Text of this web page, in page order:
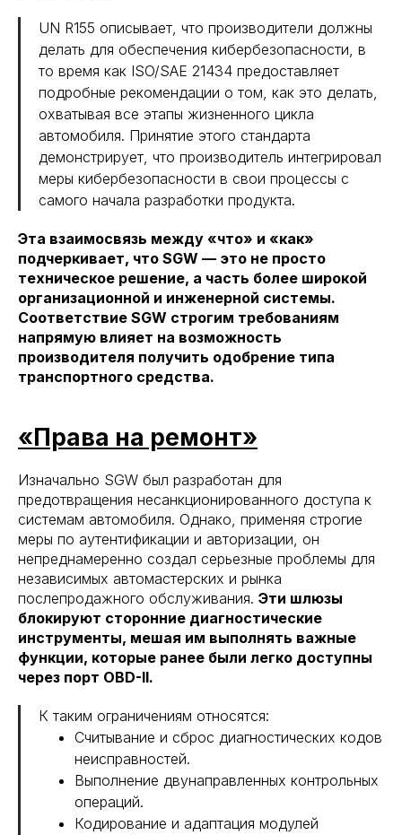
UN R155 описывает, что производители должны
делать для обеспечения кибербезопасности, в
то время как ISO/SAE 21434 предоставляет
подробные рекомендации о том, как это делать,
охватывая все этапы жизненного цикла
автомобиля. Принятие этого стандарта
демонстрирует, что производитель интегрировал
меры кибербезопасности в свои процессы с
самого начала разработки продукта.
Эта взаимосвязь между «что» и «как»
подчеркивает, что SGW — это не просто
техническое решение, а часть более широкой
организационной и инженерной системы.
Соответствие SGW строгим требованиям
напрямую влияет на возможность
производителя получить одобрение типа
транспортного средства.
«Права на ремонт»
Изначально SGW был разработан для
предотвращения несанкционированного доступа к
системам автомобиля. Однако, применяя строгие
меры по аутентификации и авторизации, он
непреднамеренно создал серьезные проблемы для
независимых автомастерских и рынка
послепродажного обслуживания. Эти шлюзы
блокируют сторонние диагностические
инструменты, мешая им выполнять важные
функции, которые ранее были легко доступны
через порт OBD-II.
К таким ограничениям относятся:
Считывание и сброс диагностических кодов
неисправностей.
Выполнение двунаправленных контрольных
операций.
Кодирование и адаптация модулей